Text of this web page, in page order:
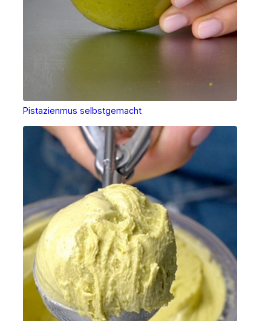
Pistazienmus selbstgemacht